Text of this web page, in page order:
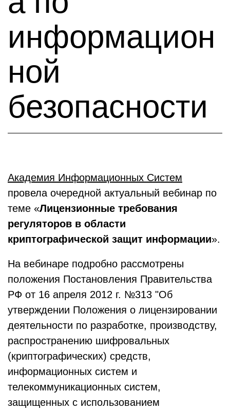
информацион
ной
безопасности
Академия Информационных Систем
провела очередной актуальный вебинар по
теме «Лицензионные требования
регуляторов в области
криптографической защит информации».
На вебинаре подробно рассмотрены
положения Постановления Правительства
РФ от 16 апреля 2012 г. №313 "Об
утверждении Положения о лицензировании
деятельности по разработке, производству,
распространению шифровальных
(криптографических) средств,
информационных систем и
телекоммуникационных систем,
защищенных с использованием